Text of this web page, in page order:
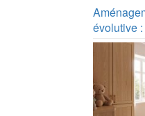
évolutive